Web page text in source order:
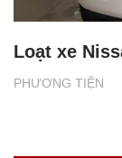
PHƯƠNG TIỆN
Loạt xe